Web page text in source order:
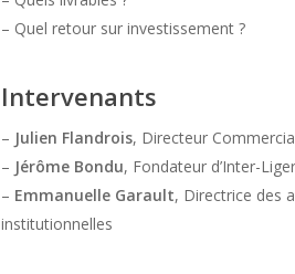
– Quel retour sur investissement ?
Intervenants
– Julien Flandrois, Directeur
– Jérôme Bondu, Fondateur d’Inter-
– Emmanuelle Garault, Directrice des
institutionnelles